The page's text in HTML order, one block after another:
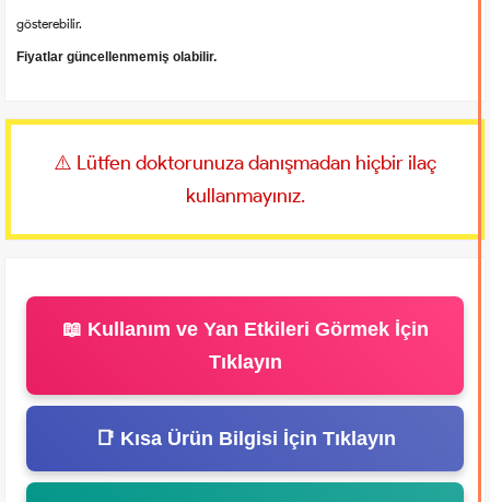
gösterebilir.
Fiyatlar güncellenmemiş olabilir.
⚠️ Lütfen doktorunuza danışmadan hiçbir ilaç
kullanmayınız.
📖 Kullanım ve Yan Etkileri Görmek İçin
Tıklayın
📑 Kısa Ürün Bilgisi İçin Tıklayın